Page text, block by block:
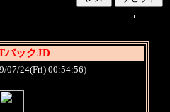
バックJD
07/24(Fri) 00:54:56)